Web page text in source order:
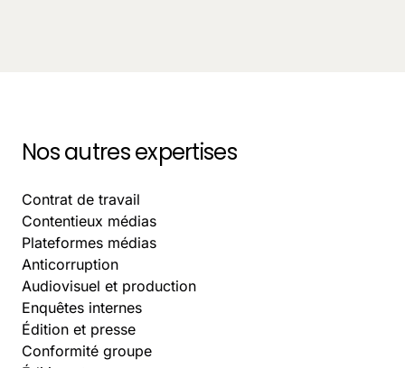
Nos autres expertises
Contrat de travail
Contentieux médias
Plateformes médias
Anticorruption
Audiovisuel et production
Enquêtes internes
Édition et presse
Conformité groupe